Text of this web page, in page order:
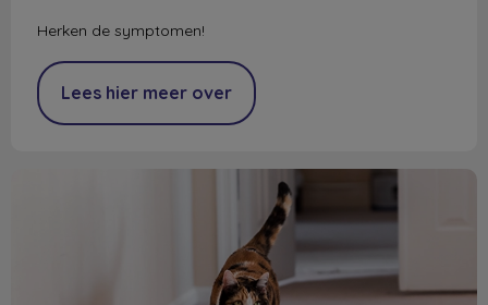
Herken de symptomen!
Lees hier meer over